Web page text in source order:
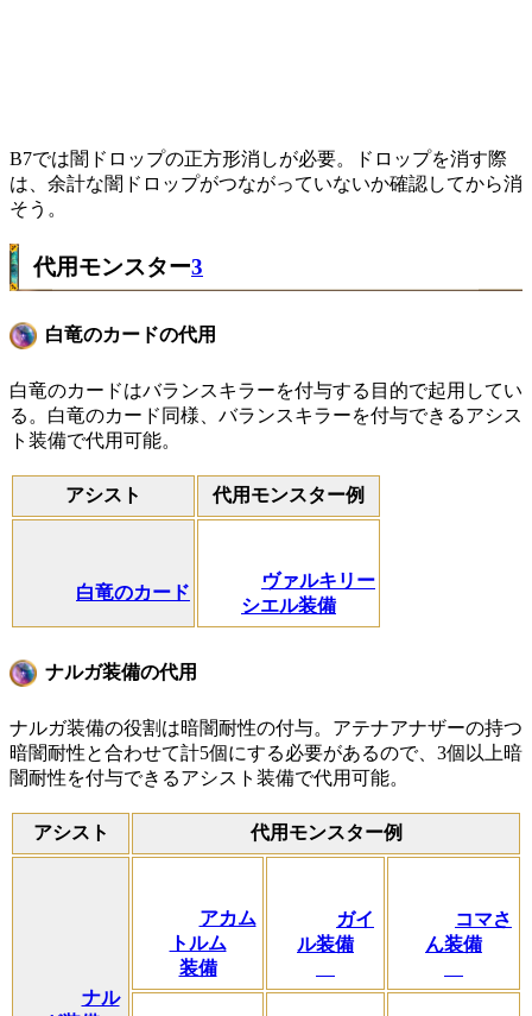
B7では闇ドロップの正方形消しが必要。ドロップを消す際
は、余計な闇ドロップがつながっていないか確認してから消
そう。
代用モンスター3
白竜のカードの代用
白竜のカードはバランスキラーを付与する目的で起用してい
る。白竜のカード同様、バランスキラーを付与できるアシス
ト装備で代用可能。
アシスト 代用モンスター例
白竜のカード
ヴァルキリー
シエル装備
ナルガ装備の代用
ナルガ装備の役割は暗闇耐性の付与。アテナアナザーの持つ
暗闇耐性と合わせて計5個にする必要があるので、3個以上暗
闇耐性を付与できるアシスト装備で代用可能。
アシスト 代用モンスター例
ナル
アカム
トルム
装備
ガイ
ル装備
コマさ
ん装備